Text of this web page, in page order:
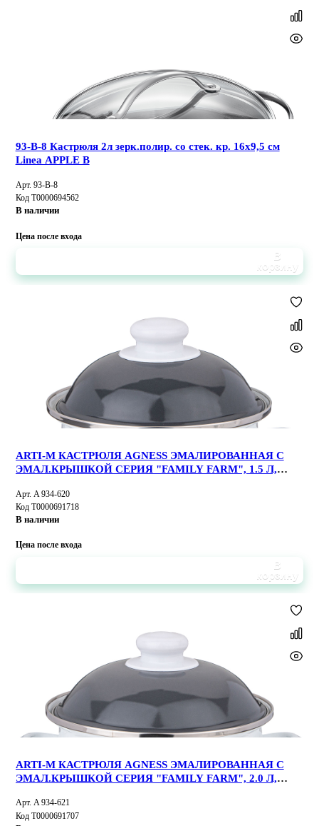
93-B-8 Кастрюля 2л зерк.полир. со стек. кр. 16х9,5 см
Linea APPLE B
Арт. 93-B-8
Код Т0000694562
В наличии
Цена после входа
В
корзину
ARTI-M КАСТРЮЛЯ AGNESS ЭМАЛИРОВАННАЯ С
ЭМАЛ.КРЫШКОЙ СЕРИЯ "FAMILY FARM", 1.5 Л,
Арт. A 934-620
Код Т0000691718
В наличии
Цена после входа
В
корзину
ARTI-M КАСТРЮЛЯ AGNESS ЭМАЛИРОВАННАЯ С
ЭМАЛ.КРЫШКОЙ СЕРИЯ "FAMILY FARM", 2.0 Л,
Арт. A 934-621
Код Т0000691707